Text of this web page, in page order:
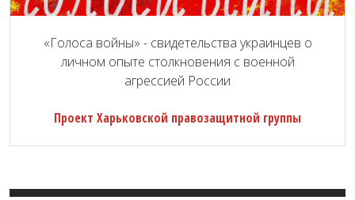
«Голоса войны» - свидетельства украинцев о
личном опыте столкновения с военной
агрессией России
Проект Харьковской правозащитной группы